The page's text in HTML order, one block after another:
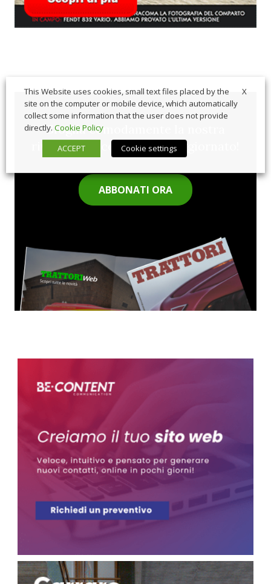
Sfoglia comodamente la nostra
rivista cartacea e rimani aggiornato!
ABBONATI ORA
X
This Website uses cookies, small text files placed by the
site on the computer or mobile device, which automatically
collect some information that the user does not provide
directly. Cookie Policy
ACCEPT
Cookie settings